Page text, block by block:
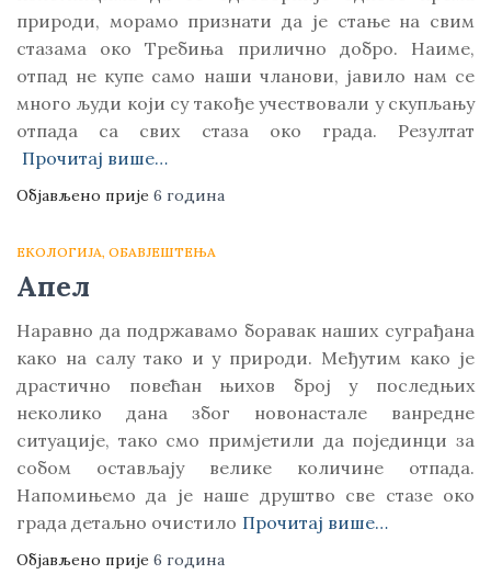
природи, морамо признати да је стање на свим
стазама око Требиња прилично добро. Наиме,
отпад не купе само наши чланови, јавило нам се
много људи који су такође учествовали у скупљању
отпада са свих стаза око града. Резултат
Прочитај више…
Објављено прије 6 година
ЕКОЛОГИЈА ОБАВЈЕШТЕЊА
Апел
Наравно да подржавамо боравак наших суграђана
како на салу тако и у природи. Међутим како је
драстично повећан њихов број у последњих
неколико дана због новонастале ванредне
ситуације, тако смо примјетили да појединци за
собом остављају велике количине отпада.
Напомињемо да је наше друштво све стазе око
града детаљно очистило Прочитај више…
Објављено прије 6 година